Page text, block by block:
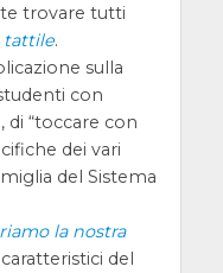
trovare tutti
tattile.
sulla
con
di “toccare con
dei vari
del Sistema
la nostra
del